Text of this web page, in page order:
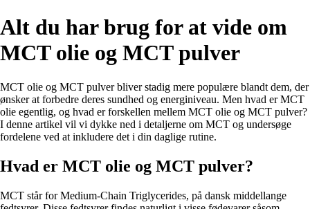
Alt du har brug for at vide om
MCT olie og MCT pulver
MCT olie og MCT pulver bliver stadig mere populære blandt dem, der
ønsker at forbedre deres sundhed og energiniveau. Men hvad er MCT
olie egentlig, og hvad er forskellen mellem MCT olie og MCT pulver?
I denne artikel vil vi dykke ned i detaljerne om MCT og undersøge
fordelene ved at inkludere det i din daglige rutine.
Hvad er MCT olie og MCT pulver?
MCT står for Medium-Chain Triglycerides, på dansk middellange